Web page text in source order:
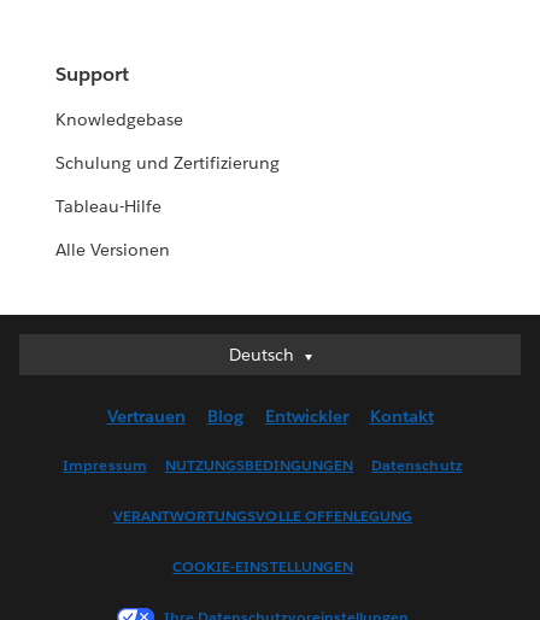
Support
Knowledgebase
Schulung und Zertifizierung
Tableau-Hilfe
Alle Versionen
Deutsch
Deutsch
English (US)
Français (France)
Vertrauen Blog Entwickler Kontakt
Impressum NUTZUNGSBEDINGUNGEN Datenschutz
VERANTWORTUNGSVOLLE OFFENLEGUNG
COOKIE-EINSTELLUNGEN